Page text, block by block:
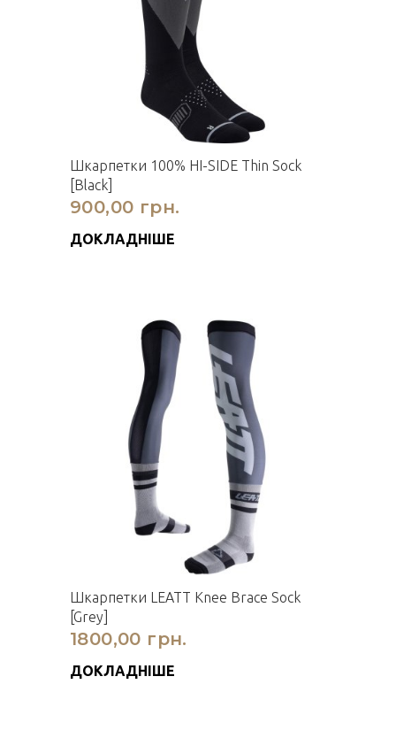
Шкарпетки 100% HI-SIDE Thin Sock
[Black]
900,00 грн.
ДОКЛАДНІШЕ
Шкарпетки LEATT Knee Brace Sock
[Grey]
1800,00 грн.
ДОКЛАДНІШЕ